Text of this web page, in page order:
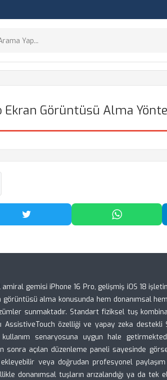
Ekran Görüntüsü Alma
Twitter'da Paylaş
amiral gemisi iPhone 16 Pro, gelişmiş iOS 18
görüntüsü alma konusunda hem donanımsal
sunmaktadır. Standart fiziksel tuş
AssistiveTouch özelliği ve yapay zeka destekli
senaryosuna uygun hale
sonra açılan düzenleme paneli sayesinde
veya doğrudan profesyonel paylaşım
donanımsal tuşların arızalandığı ya da tek